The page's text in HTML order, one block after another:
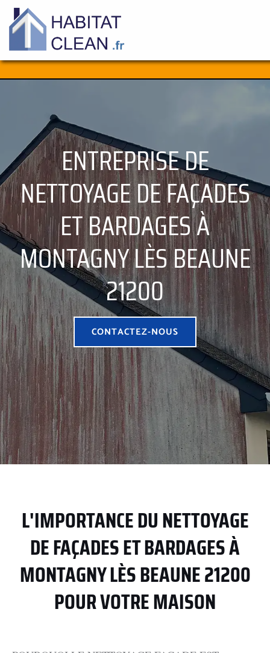
Aller
ENTREPRISE DE
NETTOYAGE DE FAÇADES
ET BARDAGES À
MONTAGNY LÈS BEAUNE
21200
CONTACTEZ-NOUS
L'IMPORTANCE DU NETTOYAGE
DE FAÇADES ET BARDAGES À
MONTAGNY LÈS BEAUNE 21200
POUR VOTRE MAISON